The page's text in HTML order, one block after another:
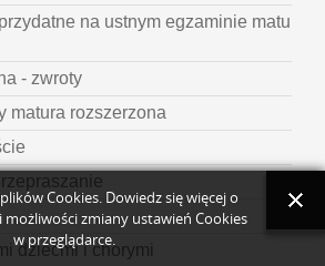
na ustnym egzaminie matu
- zwroty
matura rozszerzona
dziećmi i chorymi
Cookies. Dowiedz się więcej o
możliwości zmiany ustawień Cookies
w przeglądarce.